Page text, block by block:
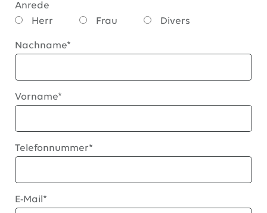
Anrede
Herr
Frau Divers
Nachname*
Vorname*
Telefonnummer*
E-Mail*